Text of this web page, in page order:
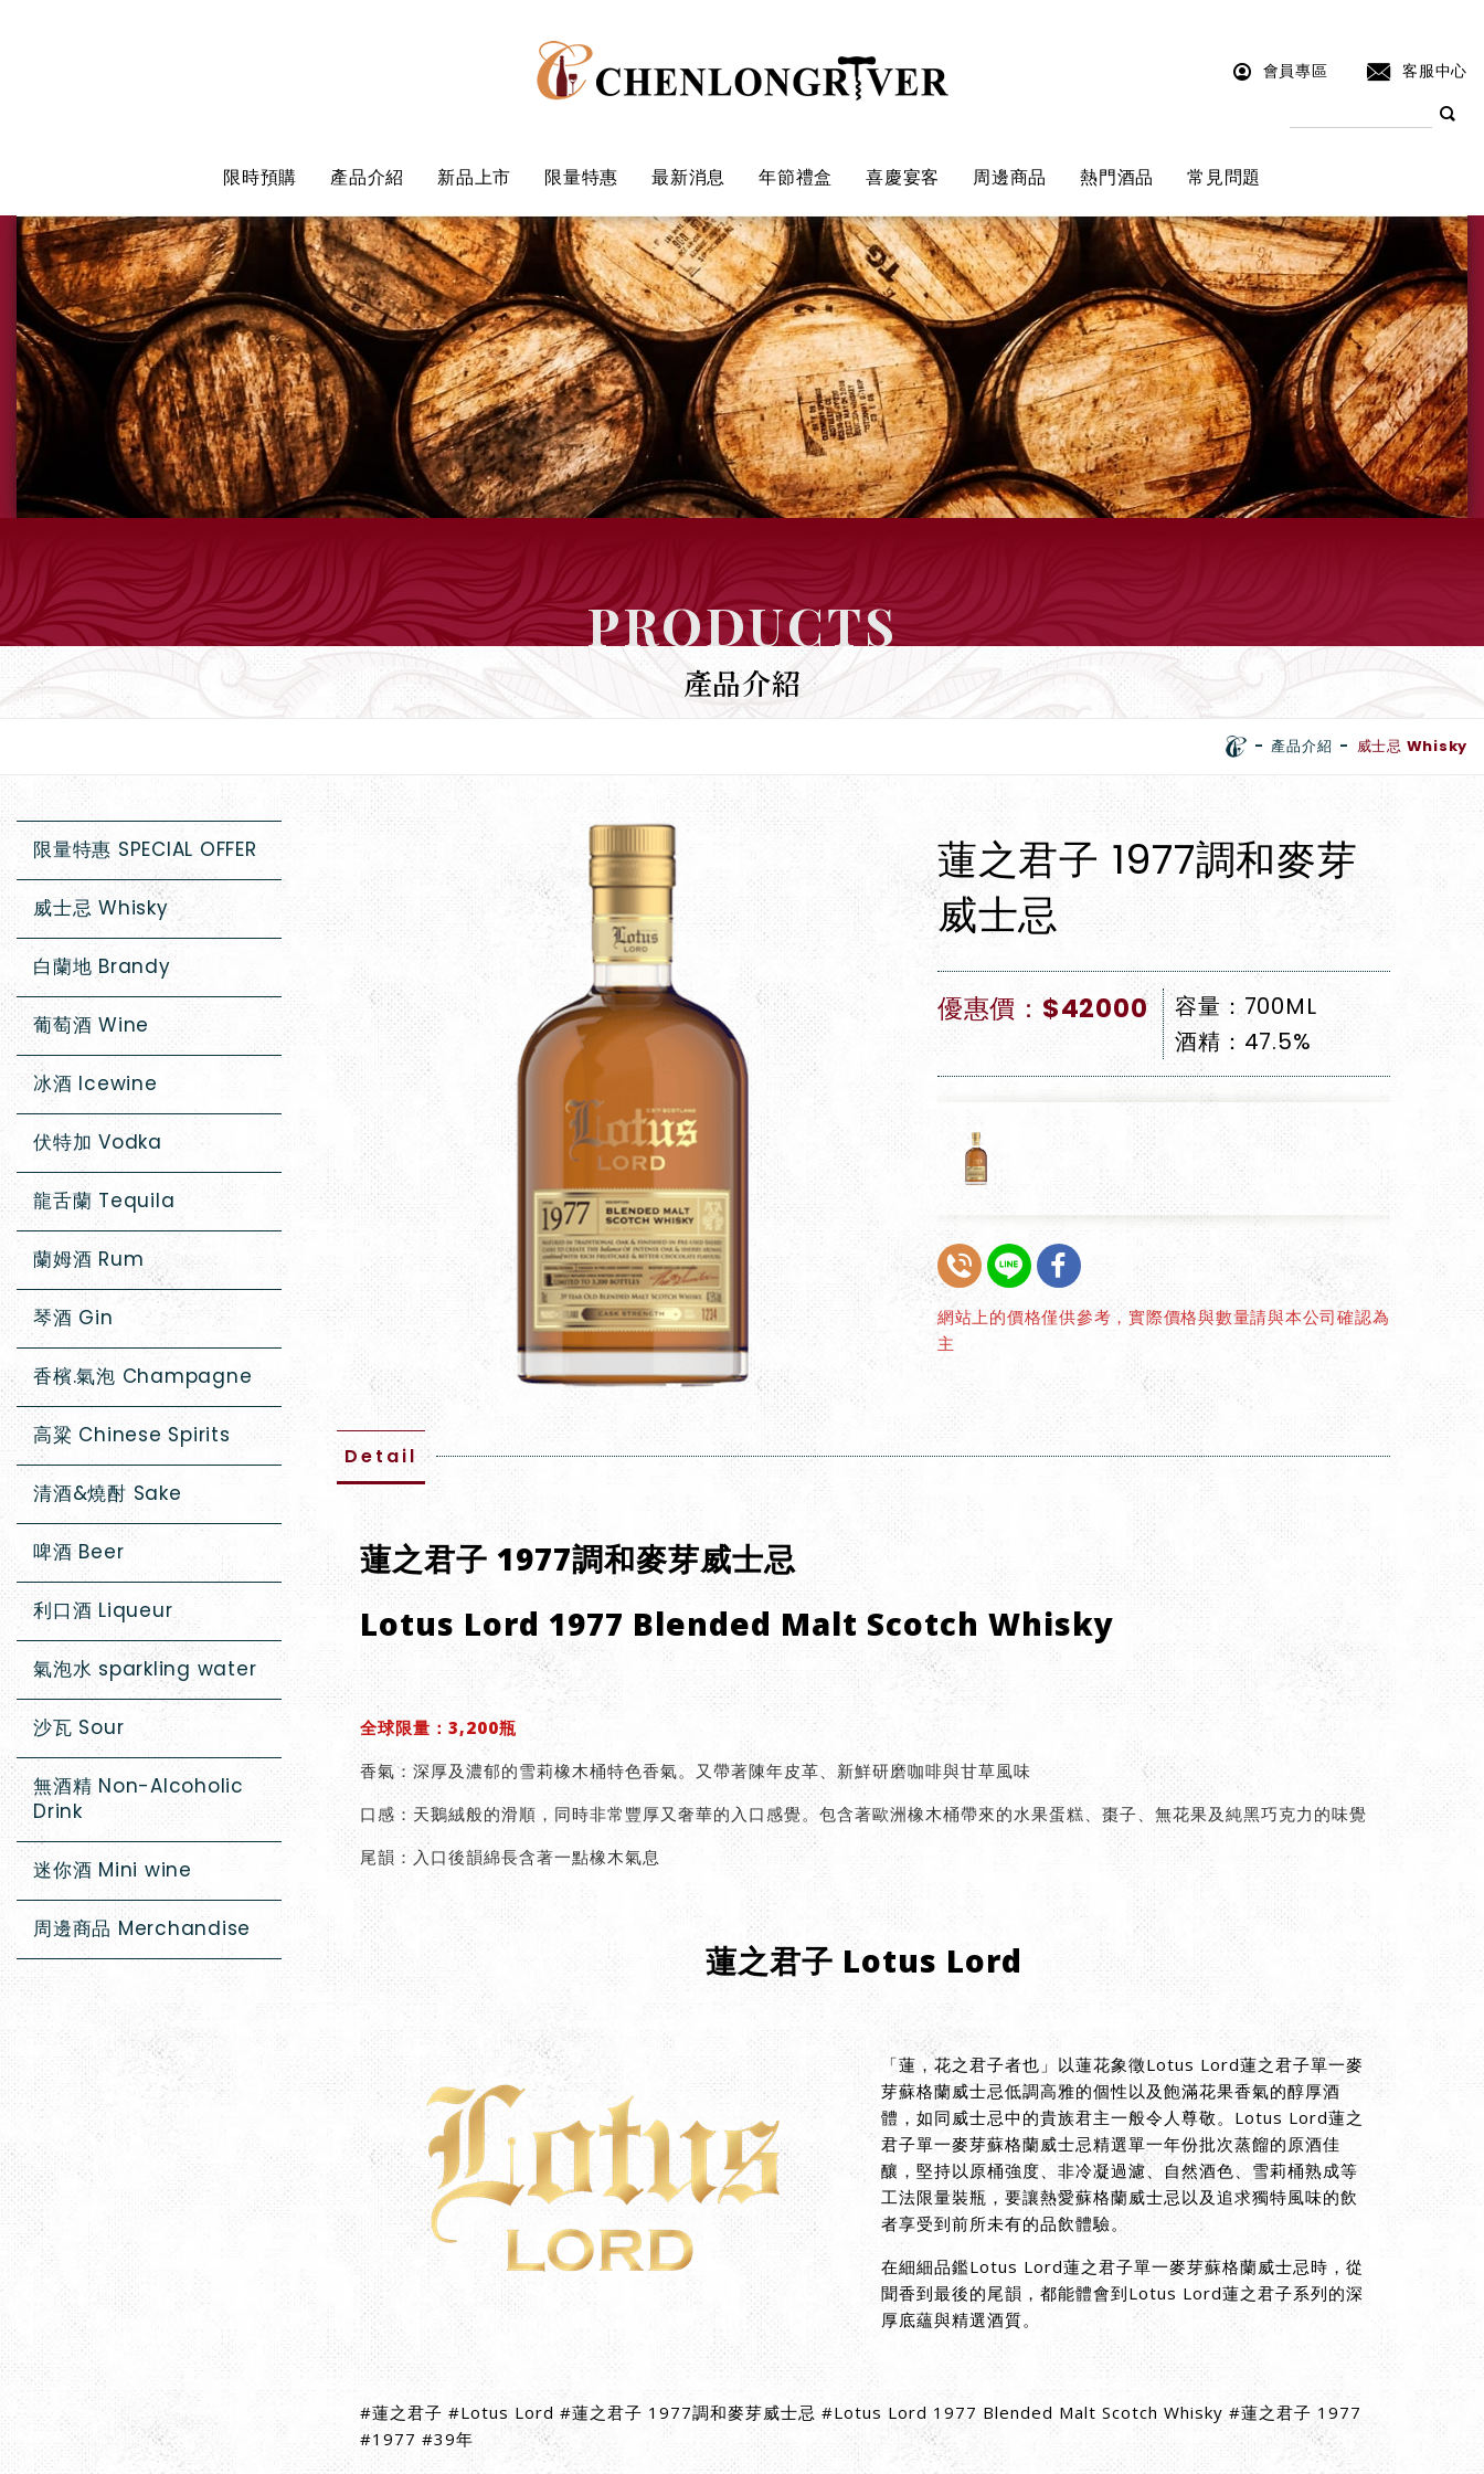
會員專區 客服中心
限時預購 產品介紹 新品上市 限量特惠 最新消息 年節禮盒 喜慶宴客 周邊商品 熱門酒品 常見問題
PRODUCTS
產品介紹
產品介紹 威士忌 Whisky
限量特惠 SPECIAL OFFER
威士忌 Whisky
白蘭地 Brandy
葡萄酒 Wine
冰酒 Icewine
伏特加 Vodka
龍舌蘭 Tequila
蘭姆酒 Rum
琴酒 Gin
香檳.氣泡 Champagne
高粱 Chinese Spirits
清酒&燒酎 Sake
啤酒 Beer
利口酒 Liqueur
氣泡水 sparkling water
沙瓦 Sour
無酒精 Non-Alcoholic
Drink
迷你酒 Mini wine
周邊商品 Merchandise
蓮之君子 1977調和麥芽
威士忌
優惠價：$42000
容量：700ML
酒精：47.5%
網站上的價格僅供參考，實際價格與數量請與本公司確認為
主
Detail
蓮之君子 1977調和麥芽威士忌
Lotus Lord 1977 Blended Malt Scotch Whisky
全球限量：3,200瓶
香氣：深厚及濃郁的雪莉橡木桶特色香氣。又帶著陳年皮革、新鮮研磨咖啡與甘草風味
口感：天鵝絨般的滑順，同時非常豐厚又奢華的入口感覺。包含著歐洲橡木桶帶來的水果蛋糕、棗子、無花果及純黑巧克力的味覺
尾韻：入口後韻綿長含著一點橡木氣息
蓮之君子 Lotus Lord
「蓮，花之君子者也」以蓮花象徵Lotus Lord蓮之君子單一麥
芽蘇格蘭威士忌低調高雅的個性以及飽滿花果香氣的醇厚酒
體，如同威士忌中的貴族君主一般令人尊敬。Lotus Lord蓮之
君子單一麥芽蘇格蘭威士忌精選單一年份批次蒸餾的原酒佳
釀，堅持以原桶強度、非冷凝過濾、自然酒色、雪莉桶熟成等
工法限量裝瓶，要讓熱愛蘇格蘭威士忌以及追求獨特風味的飲
者享受到前所未有的品飲體驗。
在細細品鑑Lotus Lord蓮之君子單一麥芽蘇格蘭威士忌時，從
聞香到最後的尾韻，都能體會到Lotus Lord蓮之君子系列的深
厚底蘊與精選酒質。
#蓮之君子 #Lotus Lord #蓮之君子 1977調和麥芽威士忌 #Lotus Lord 1977 Blended Malt Scotch Whisky #蓮之君子 1977
#1977 #39年